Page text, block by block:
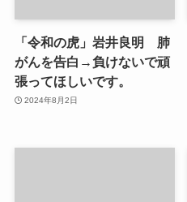
「令和の虎」岩井良明 肺
がんを告白→負けないで頑
張ってほしいです。
2024年8月2日